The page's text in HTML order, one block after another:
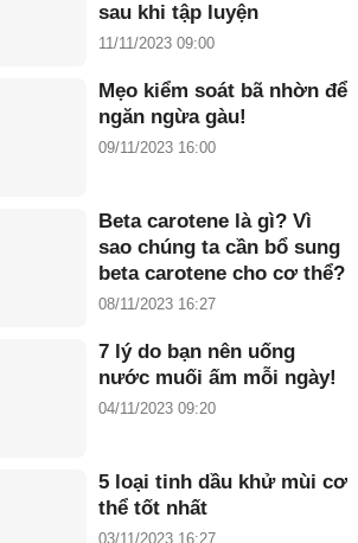
sau khi tập luyện
11/11/2023 09:00
Mẹo kiểm soát bã nhờn để
ngăn ngừa gàu!
09/11/2023 16:00
Beta carotene là gì? Vì
sao chúng ta cần bổ sung
beta carotene cho cơ thể?
08/11/2023 16:27
7 lý do bạn nên uống
nước muối ấm mỗi ngày!
04/11/2023 09:20
5 loại tinh dầu khử mùi cơ
thể tốt nhất
03/11/2023 16:27